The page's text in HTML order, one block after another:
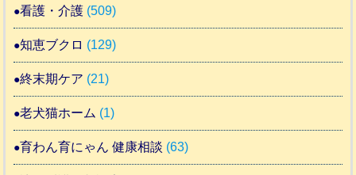
看護・介護 (509)
知恵ブクロ (129)
終末期ケア (21)
老犬猫ホーム (1)
育わん育にゃん 健康相談 (63)